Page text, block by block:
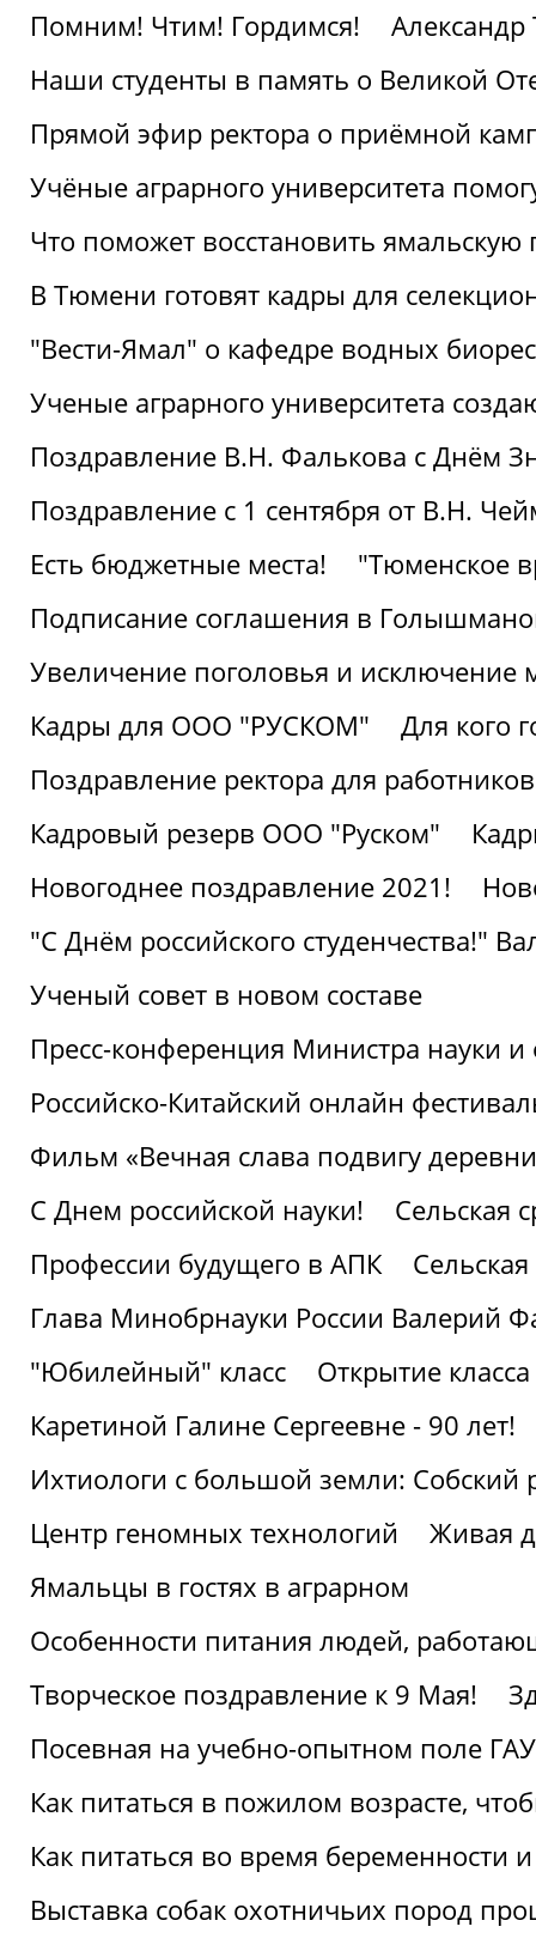
Помним! Чтим! Гордимся!
Наши студенты в память о Великой
Прямой эфир ректора о приёмной
Учёные аграрного университета
Что поможет восстановить ямальскую
В Тюмени готовят кадры для
"Вести-Ямал" о кафедре водных
Ученые аграрного университета
Поздравление В.Н. Фалькова с Днём
Поздравление с 1 сентября от В.Н.
Есть бюджетные места!
"Тюменское
Подписание соглашения в
Увеличение поголовья и исключение
Кадры для ООО "РУСКОМ"
Для кого
Поздравление ректора для
Кадровый резерв ООО "Руском"
Новогоднее поздравление 2021!
"С Днём российского студенчества!"
Ученый совет в новом составе
Пресс-конференция Министра науки
Российско-Китайский онлайн
Фильм «Вечная слава подвигу
С Днем российской науки!
Сельская
Профессии будущего в АПК
Глава Минобрнауки России Валерий
"Юбилейный" класс
Открытие
Каретиной Галине Сергеевне - 90 лет!
Ихтиологи с большой земли: Собский
Центр геномных технологий
Живая
Ямальцы в гостях в аграрном
Особенности питания людей,
Творческое поздравление к 9 Мая!
Посевная на учебно-опытном поле
Как питаться в пожилом возрасте,
Как питаться во время беременности
Выставка собак охотничьих пород